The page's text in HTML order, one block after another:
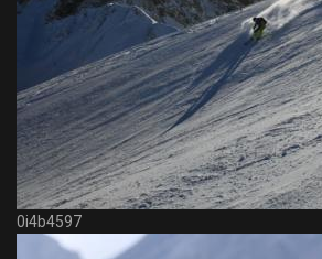
0i4b4597